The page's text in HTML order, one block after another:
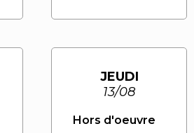
JEUDI
13/08
Hors d'oeuvre